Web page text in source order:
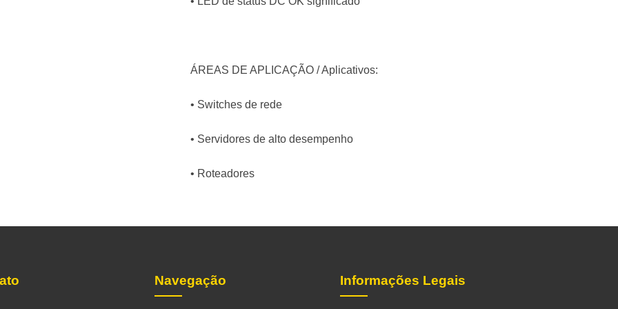
ÁREAS DE APLICAÇÃO / Aplicativos:
• Switches de rede
• Servidores de alto desempenho
• Roteadores
Navegação Informações Legais